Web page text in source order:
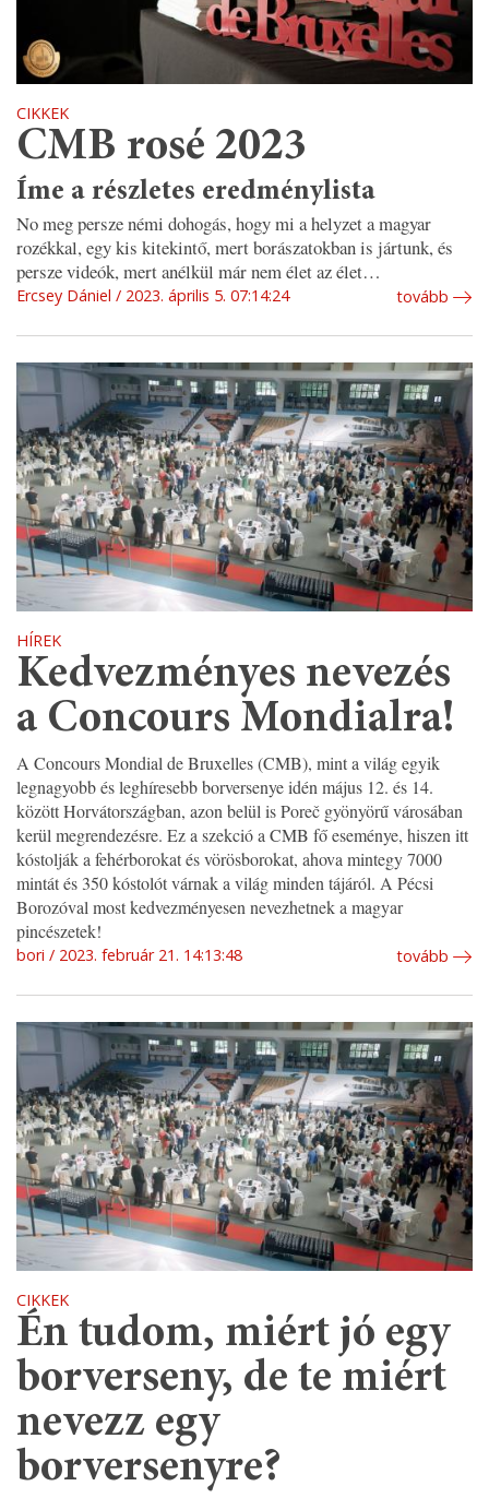
CIKKEK
CMB rosé 2023
Íme a részletes eredménylista
No meg persze némi dohogás, hogy mi a helyzet a magyar
rozékkal, egy kis kitekintő, mert borászatokban is jártunk, és
persze videók, mert anélkül már nem élet az élet…
Ercsey Dániel 2023. április 5. 07:14:24 tovább
HÍREK
Kedvezményes nevezés
a Concours Mondialra!
A Concours Mondial de Bruxelles (CMB), mint a világ egyik
legnagyobb és leghíresebb borversenye idén május 12. és 14.
között Horvátországban, azon belül is Poreč gyönyörű városában
kerül megrendezésre. Ez a szekció a CMB fő eseménye, hiszen itt
kóstolják a fehérborokat és vörösborokat, ahova mintegy 7000
mintát és 350 kóstolót várnak a világ minden tájáról. A Pécsi
Borozóval most kedvezményesen nevezhetnek a magyar
pincészetek!
bori 2023. február 21. 14:13:48 tovább
CIKKEK
Én tudom, miért jó egy
borverseny, de te miért
nevezz egy
borversenyre?